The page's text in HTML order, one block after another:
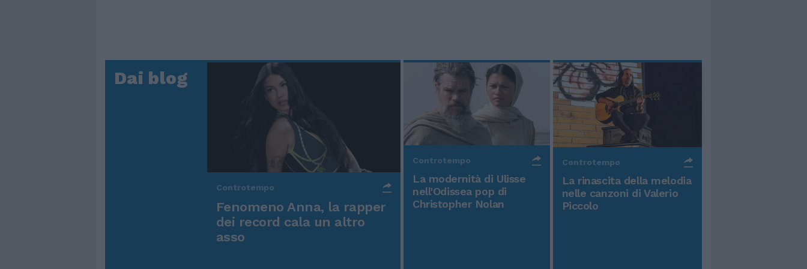
Dai blog
Controtempo
Fenomeno Anna, la rapper
dei record cala un altro
asso
Controtempo
La modernità di Ulisse
nell'Odissea pop di
Christopher Nolan
Controtempo
La rinascita della melodia
nelle canzoni di Valerio
Piccolo